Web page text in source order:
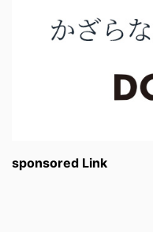
sponsored Link